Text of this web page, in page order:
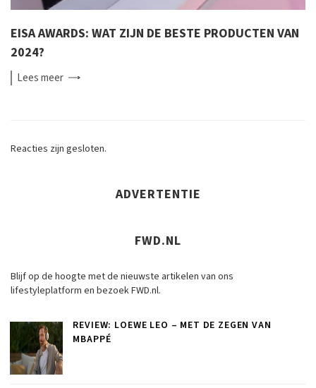
EISA AWARDS: WAT ZIJN DE BESTE PRODUCTEN VAN
2024?
Leesmeer
Reacties zijn gesloten.
ADVERTENTIE
FWD.NL
Blijf op de hoogte met de nieuwste artikelen van ons
lifestyleplatform en bezoek FWD.nl.
REVIEW: LOEWE LEO – MET DE ZEGEN VAN
MBAPPÉ